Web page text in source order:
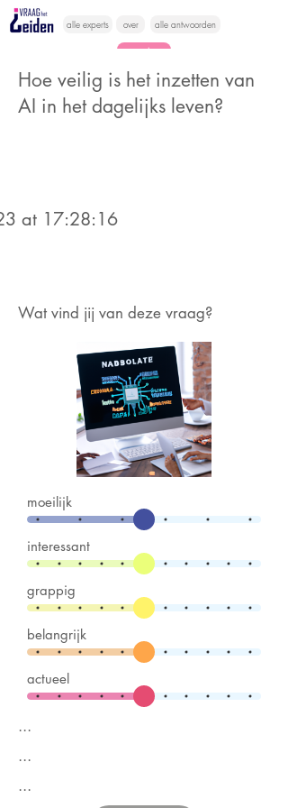
alle experts over alle antwoorden
vragen lessen
Vraag het
hier
Hoe veilig is het inzetten van
AI in het dagelijks leven?
at 17:28:16
Wat vind jij van deze vraag?
moeilijk
interessant
grappig
belangrijk
actueel
...
...
...